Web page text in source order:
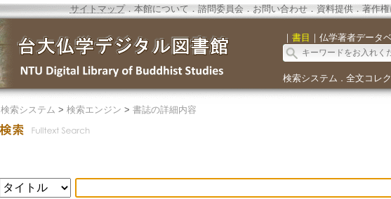
サイトマップ．本館について ． 諮問委員会． お問い合わせ． 資料提供． 著作
｜ 書目 ｜ 仏学著者データ
検索システム ． 全文コレ
検索システム > 検索エンジン > 書誌の詳細内容